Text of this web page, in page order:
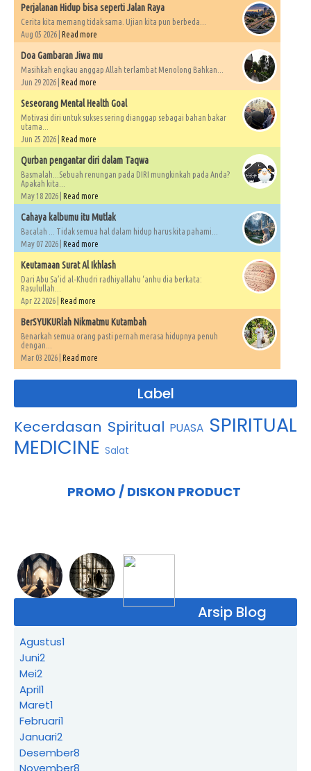
Perjalanan Hidup bisa seperti Jalan Raya
Cerita kita memang tidak sama. Ujian kita pun berbeda...
Aug 05 2026 | Read more
Doa Gambaran Jiwa mu
Masihkah engkau anggap Allah terlambat Menolong Bahkan...
Jun 29 2026 | Read more
Seseorang Mental Health Goal
Motivasi diri untuk sukses sering dianggap sebagai bahan bakar
utama...
Jun 25 2026 | Read more
Qurban pengantar diri dalam Taqwa
Basmalah...Sebuah renungan pada DIRI mungkinkah pada Anda?
Apakah kita...
May 18 2026 | Read more
Cahaya kalbumu itu Mutlak
Bacalah ... Tidak semua hal dalam hidup harus kita pahami...
May 07 2026 | Read more
Keutamaan Surat Al Ikhlash
Dari Abu Sa’id al-Khudri radhiyallahu ‘anhu dia berkata:
Rasulullah...
Apr 22 2026 | Read more
BerSYUKURlah Nikmatmu Kutambah
Benarkah semua orang pasti pernah merasa hidupnya penuh
dengan...
Mar 03 2026 | Read more
Label
Kecerdasan SpiritualPUASA SPIRITUAL
MEDICINE Salat
PROMO / DISKON PRODUCT
Arsip Blog
Agustus1
Juni2
Mei2
April1
Maret1
Februari1
Januari2
Desember8